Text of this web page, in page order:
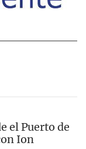
el Puerto de
Ion